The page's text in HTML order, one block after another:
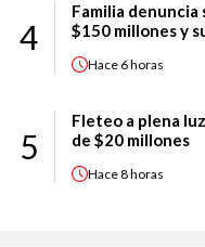
4
Familia
$150 millones y
Hace 6 horas
5
Fleteo a plena
de $20 millones
Hace8 horas